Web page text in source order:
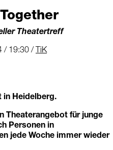
Theatertreff
/ 19:30 /TiK
in Heidelberg.
Theaterangebot für junge
Personen in
jede Woche immer wieder